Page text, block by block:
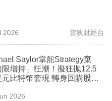
2026 雲狄財經台
Saylor掌舵Strategy棄
限增持」狂潮！擬狂拋12.5
元比特幣套現 轉身回購股份
2026